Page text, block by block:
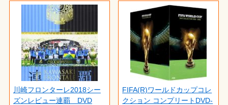
川崎フロンターレ2018シー
ズンレビュー連覇 DVD
FIFA(R)ワールドカップコレ
クション コンプリートDVD-